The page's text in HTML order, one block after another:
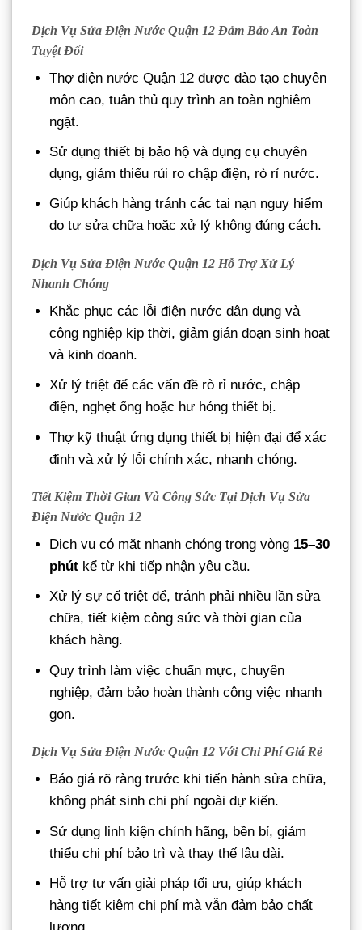
Dịch Vụ Sửa Điện Nước Quận 12 Đảm Bảo An Toàn
Tuyệt Đối
Thợ điện nước Quận 12 được đào tạo chuyên
môn cao, tuân thủ quy trình an toàn nghiêm
ngặt.
Sử dụng thiết bị bảo hộ và dụng cụ chuyên
dụng, giảm thiểu rủi ro chập điện, rò rỉ nước.
Giúp khách hàng tránh các tai nạn nguy hiểm
do tự sửa chữa hoặc xử lý không đúng cách.
Dịch Vụ Sửa Điện Nước Quận 12 Hỗ Trợ Xử Lý
Nhanh Chóng
Khắc phục các lỗi điện nước dân dụng và
công nghiệp kịp thời, giảm gián đoạn sinh hoạt
và kinh doanh.
Xử lý triệt để các vấn đề rò rỉ nước, chập
điện, nghẹt ống hoặc hư hỏng thiết bị.
Thợ kỹ thuật ứng dụng thiết bị hiện đại để xác
định và xử lý lỗi chính xác, nhanh chóng.
Tiết Kiệm Thời Gian Và Công Sức Tại Dịch Vụ Sửa
Điện Nước Quận 12
Dịch vụ có mặt nhanh chóng trong vòng 15–30
phút kể từ khi tiếp nhận yêu cầu.
Xử lý sự cố triệt để, tránh phải nhiều lần sửa
chữa, tiết kiệm công sức và thời gian của
khách hàng.
Quy trình làm việc chuẩn mực, chuyên
nghiệp, đảm bảo hoàn thành công việc nhanh
gọn.
Dịch Vụ Sửa Điện Nước Quận 12 Với Chi Phí Giá Rẻ
Báo giá rõ ràng trước khi tiến hành sửa chữa,
không phát sinh chi phí ngoài dự kiến.
Sử dụng linh kiện chính hãng, bền bỉ, giảm
thiểu chi phí bảo trì và thay thế lâu dài.
Hỗ trợ tư vấn giải pháp tối ưu, giúp khách
hàng tiết kiệm chi phí mà vẫn đảm bảo chất